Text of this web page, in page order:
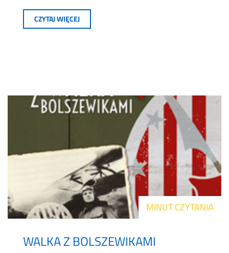
CZYTAJ WIĘCEJ
MINUT CZYTANIA
WALKA Z BOLSZEWIKAMI